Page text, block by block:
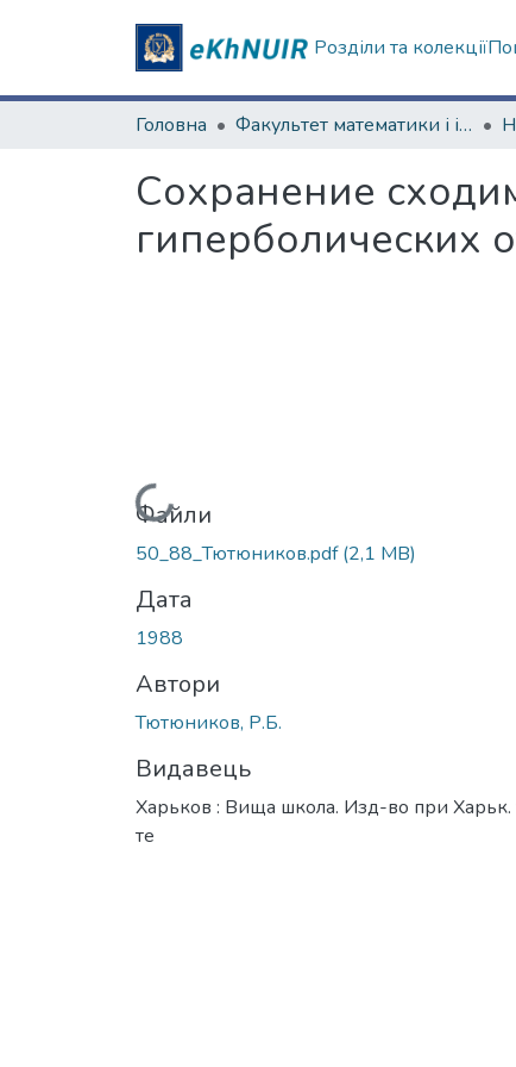
Розділи та колекції
Головна Факультет математики і інформатики
Сохранение
гиперболических
Вантажиться...
Файли
50_88_Тютюников.pdf(2,1 MB)
Дата
1988
Автори
Тютюников, Р.Б.
Видавець
Харьков : Вища школа. Изд-во при Харьк.
те